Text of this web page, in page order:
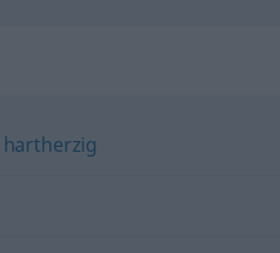
hartherzig